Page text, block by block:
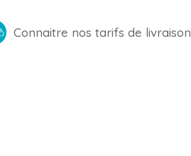
Connaitre nos tarifs de livraison